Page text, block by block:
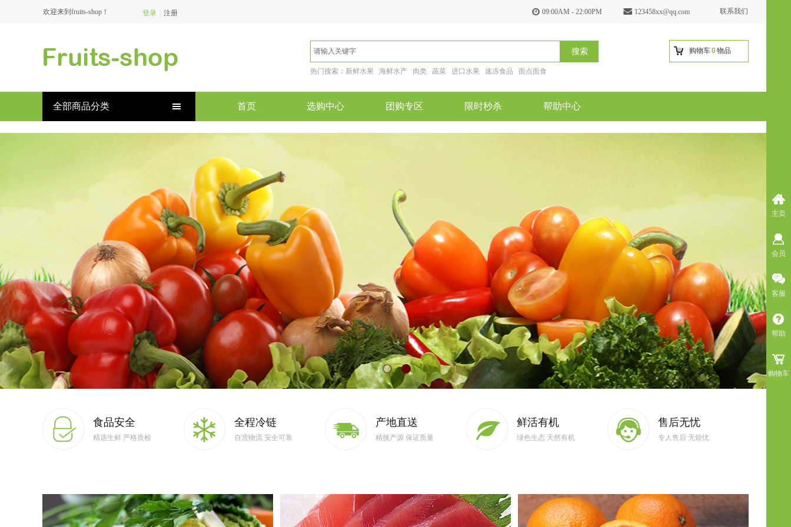
欢迎来到fruits-shop！ 登录 注册 联系我们
123458xx@qq.com
09:00AM - 22:00PM
购物车0物品
搜索
热门搜索：新鲜水果 海鲜水产 肉类 蔬菜 进口水果 速冻食品 面点面食
全部商品分类 首页 选购中心 团购专区 限时秒杀 帮助中心
售后无忧
专人售后 无烦忧
食品安全
精选生鲜 严格质检
鲜活有机
绿色生态 天然有机
产地直送
精挑产源 保证质量
全程冷链
自营物流 安全可靠
主页
会员
客服
帮助
购物车